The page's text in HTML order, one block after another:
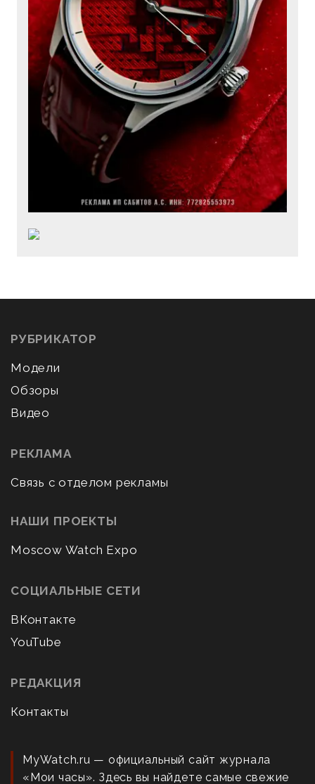
РУБРИКАТОР
Модели
Обзоры
Видео
РЕКЛАМА
Связь с отделом рекламы
НАШИ ПРОЕКТЫ
Moscow Watch Expo
СОЦИАЛЬНЫЕ СЕТИ
ВКонтакте
YouTube
РЕДАКЦИЯ
Контакты
MyWatch.ru — официальный сайт журнала
«Мои часы». Здесь вы найдете самые свежие